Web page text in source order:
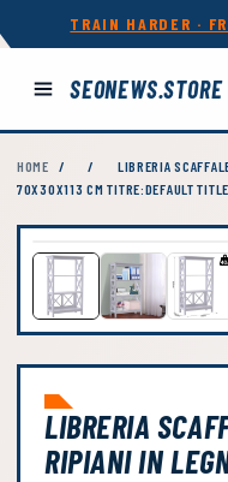
TRAIN HARDER ·
SEONEWS.STORE
HOME / /
LIBRERIA
70X30X113 CM TITRE:DEFAULT
LIBRERIA
RIPIANI IN